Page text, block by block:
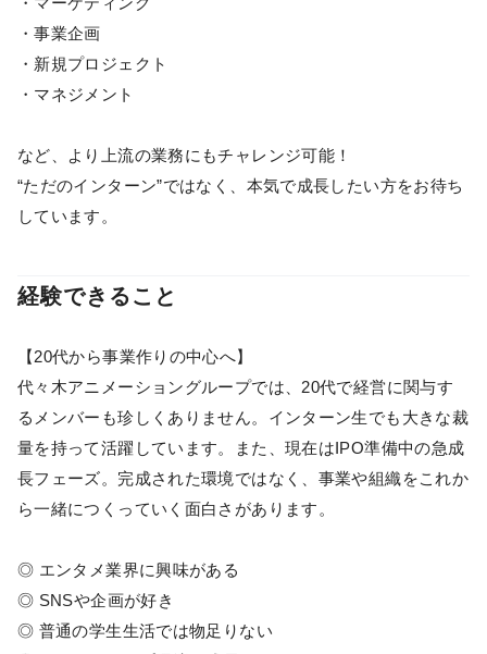
・事業企画
・新規プロジェクト
・マネジメント
など、より上流の業務にもチャレンジ可能！
“ただのインターン”ではなく、本気で成長したい方をお待ち
しています。
経験できること
【20代から事業作りの中心へ】
代々木アニメーショングループでは、20代で経営に関与す
るメンバーも珍しくありません。インターン生でも大きな裁
量を持って活躍しています。また、現在はIPO準備中の急成
長フェーズ。完成された環境ではなく、事業や組織をこれか
ら一緒につくっていく面白さがあります。
◎ エンタメ業界に興味がある
◎ SNSや企画が好き
◎ 普通の学生生活では物足りない